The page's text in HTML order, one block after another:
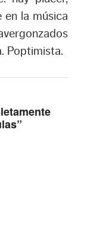
en la música
Poptimista.
”